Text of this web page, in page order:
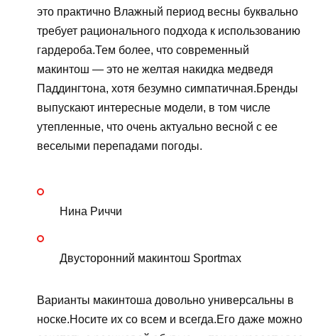
это практично Влажный период весны буквально
требует рационального подхода к использованию
гардероба.Тем более, что современный
макинтош — это не желтая накидка медведя
Паддингтона, хотя безумно симпатичная.Бренды
выпускают интересные модели, в том числе
утепленные, что очень актуально весной с ее
веселыми перепадами погоды.
Нина Риччи
Двусторонний макинтош Sportmax
Варианты макинтоша довольно универсальны в
носке.Носите их со всем и всегда.Его даже можно